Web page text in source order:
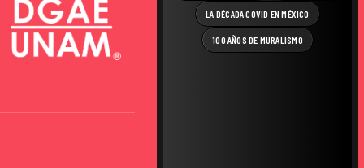
LA DÉCADA COVID EN MÉXICO
100 AÑOS DE MURALISMO